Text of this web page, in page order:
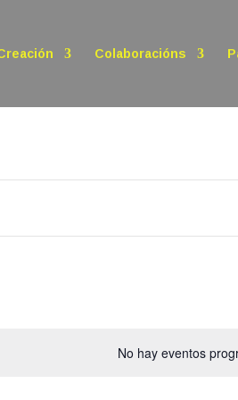
Colaboracións
No hay eventos